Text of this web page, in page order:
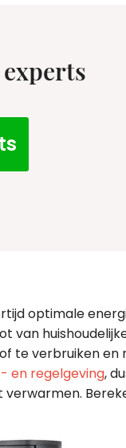
experts
optimale
van
te verbruiken en
en regelgeving,